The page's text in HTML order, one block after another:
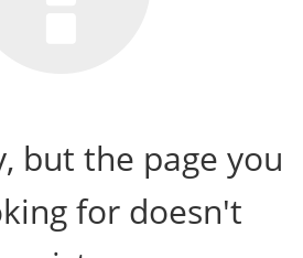
but the page you
for doesn't